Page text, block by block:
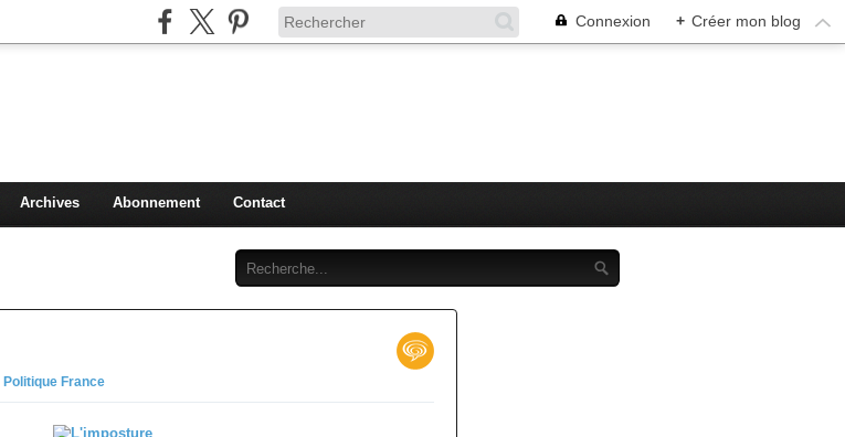
Connexion + Créer mon blog
Archives Abonnement Contact
Politique France